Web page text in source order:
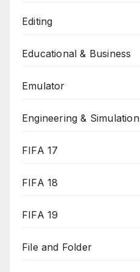
Editing
Educational & Business
Emulator
Engineering & Simulation
FIFA 17
FIFA 18
FIFA 19
File and Folder